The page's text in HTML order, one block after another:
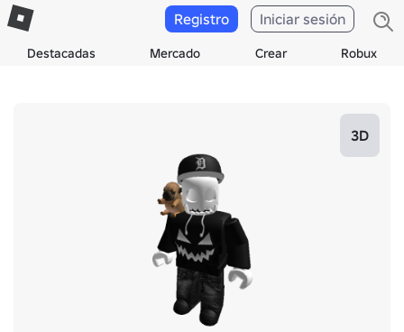
Destacadas Mercado Crear Robux
Registro Iniciar sesión
3D